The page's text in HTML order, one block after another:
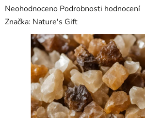
Průměrné
hodnocení
produktu
hvězdiček.
Neohodnoceno Podrobnosti hodnocení
Značka: Nature's Gift